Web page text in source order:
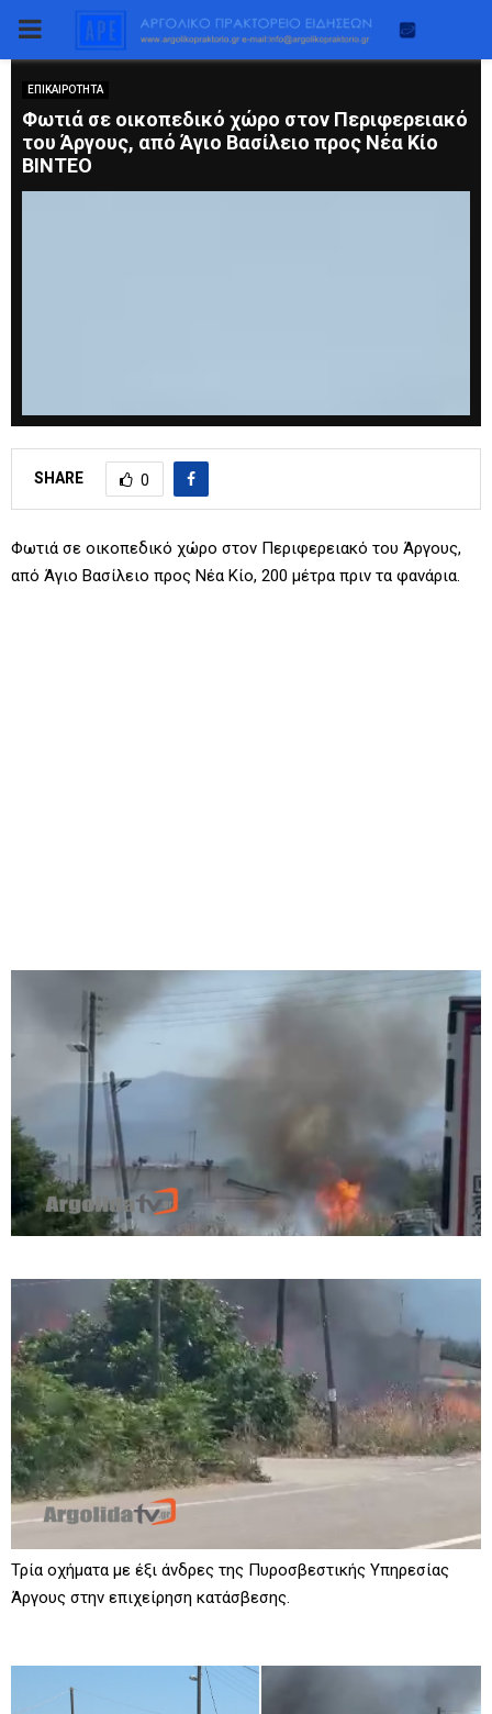
PRIMARY
MENU
ΕΠΙΚΑΙΡΟΤΗΤΑ
Φωτιά σε οικοπεδικό χώρο στον Περιφερειακό
του Άργους, από Άγιο Βασίλειο προς Νέα Κίο
BINTEO
SHARE 0
Φωτιά σε οικοπεδικό χώρο στον Περιφερειακό του Άργους,
από Άγιο Βασίλειο προς Νέα Κίο, 200 μέτρα πριν τα φανάρια.
Τρία οχήματα με έξι άνδρες της Πυροσβεστικής Υπηρεσίας
Άργους στην επιχείρηση κατάσβεσης.